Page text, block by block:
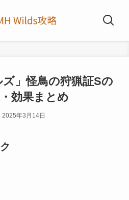
ズ」怪鳥の狩猟証Sの
効果まとめ
2025年3月14日